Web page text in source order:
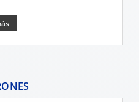
TURKEY
SAUDI